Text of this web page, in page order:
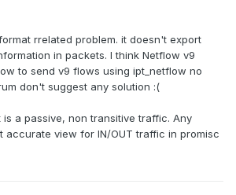
rrelated problem. it doesn't export
in packets. I think Netflow v9
to send v9 flows using ipt_netflow no
don't suggest any solution :(
is a passive, non transitive traffic. Any
accurate view for IN/OUT traffic in promisc